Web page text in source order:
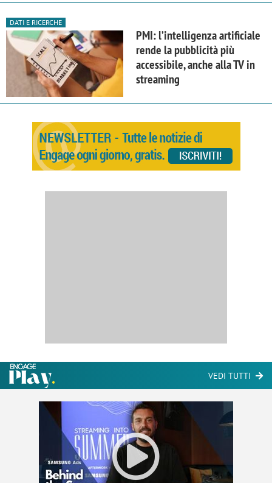
DATI E RICERCHE
PMI: l’intelligenza artificiale
rende la pubblicità più
accessibile, anche alla TV in
streaming
VEDI TUTTI